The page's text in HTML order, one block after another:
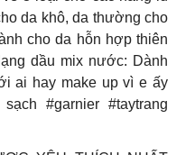
da khô, da thường cho
cho da hỗn hợp thiên
dầu mix nước: Dành
ai hay make up vì e ấy
#garnier #taytrang